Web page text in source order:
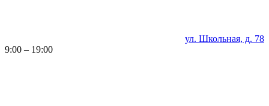
ул. Школьная, д. 78
9:00 – 19:00